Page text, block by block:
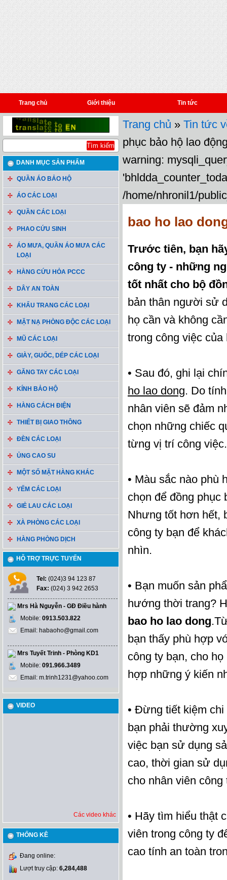
Trang chủ Giới thiệu Tin tức
DANH MỤC SẢN PHẨM
QUẦN ÁO BẢO HỘ
ÁO CÁC LOẠI
QUẦN CÁC LOẠI
PHAO CỨU SINH
ÁO MƯA, QUẦN ÁO MƯA CÁC
LOẠI
HÀNG CỨU HỎA PCCC
DÂY AN TOÀN
KHẨU TRANG CÁC LOẠI
MẶT NẠ PHÒNG ĐỘC CÁC LOẠI
MŨ CÁC LOẠI
GIÀY, GUỐC, DÉP CÁC LOẠI
GĂNG TAY CÁC LOẠI
KÍNH BẢO HỘ
HÀNG CÁCH ĐIỆN
THIẾT BỊ GIAO THÔNG
ĐÈN CÁC LOẠI
ỦNG CAO SU
MỘT SỐ MẶT HÀNG KHÁC
YẾM CÁC LOẠI
GIẺ LAU CÁC LOẠI
XÀ PHÒNG CÁC LOẠI
HÀNG PHÒNG DỊCH
HỖ TRỢ TRỰC TUYẾN
Tel: (024)3 94 123 87
Fax: (024) 3 942 2653
Mrs Hà Nguyễn - GĐ Điều hành
Mobile: 0913.503.822
Email: habaoho@gmail.com
Mrs Tuyết Trinh - Phòng KD1
Mobile: 091.966.3489
Email: m.trinh1231@yahoo.com
VIDEO
Các video khác
THỐNG KÊ
Đang online:
Lượt truy cập: 6,284,488
Trang chủ » Tin tức
phục bảo hộ lao
warning:
/home/nhronil1/
bao ho lao
Trước tiên, bạn
công ty - những
tốt nhất cho bộ
bản thân người sử
họ cần và không
trong công việc của
• Sau đó, ghi lại
ho lao dong. Do
nhân viên sẽ đảm
chọn những chiếc
từng vị trí công
• Màu sắc nào phù
chọn để đồng phục
Nhưng tốt hơn hết,
công ty bạn để
nhìn.
• Bạn muốn sản
hướng thời trang?
bao ho lao dong
bạn thấy phù hợp
công ty bạn, cho
hợp những ý kiến
• Đừng tiết kiệm
bạn phải thường
việc bạn sử dụng
cao, thời gian sử
cho nhân viên
• Hãy tìm hiểu thật
viên trong công ty
cao tính an toàn